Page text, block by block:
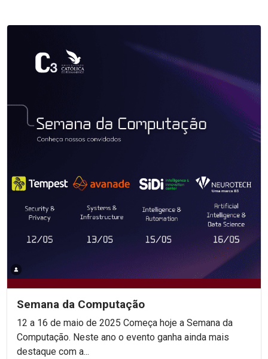
Semana da Computação
12 a 16 de maio de 2025 Começa hoje a Semana da
Computação. Neste ano o evento ganha ainda mais
destaque com a...